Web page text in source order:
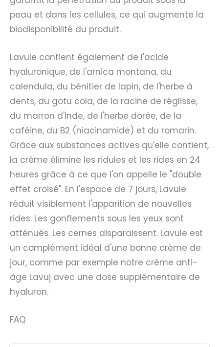
peau et dans les cellules, ce qui augmente la
biodisponibilité du produit.
Lavule contient également de l'acide
hyaluronique, de l'arnica montana, du
calendula, du bénitier de lapin, de l'herbe à
dents, du gotu cola, de la racine de réglisse,
du marron d'Inde, de l'herbe dorée, de la
caféine, du B2 (niacinamide) et du romarin.
Grâce aux substances actives qu'elle contient,
la crème élimine les ridules et les rides en 24
heures grâce à ce que l'on appelle le "double
effet croisé". En l'espace de 7 jours, Lavule
réduit visiblement l'apparition de nouvelles
rides. Les gonflements sous les yeux sont
atténués. Les cernes disparaissent. Lavule est
un complément idéal d'une bonne crème de
jour, comme par exemple notre crème anti-
âge Lavuj avec une dose supplémentaire de
hyaluron.
FAQ